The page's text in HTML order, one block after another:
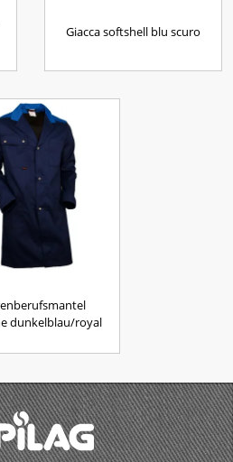
Giacca softshell blu scuro
dunkelblau/royal